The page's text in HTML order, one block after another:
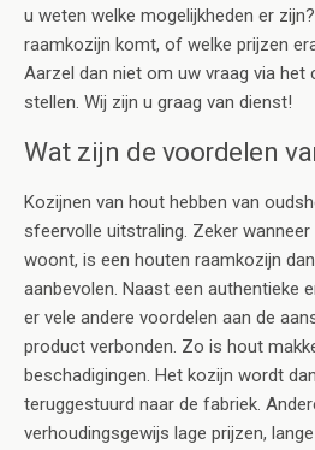
u weten welke mogelijkheden er
raamkozijn komt, of welke prijzen
Aarzel dan niet om uw vraag via
stellen. Wij zijn u graag van dienst!
Wat zijn de voordelen
Kozijnen van hout hebben van
sfeervolle uitstraling. Zeker
woont, is een houten raamkozijn
aanbevolen. Naast een authentieke
er vele andere voordelen aan de
product verbonden. Zo is hout
beschadigingen. Het kozijn wordt
teruggestuurd naar de fabriek.
verhoudingsgewijs lage prijzen,